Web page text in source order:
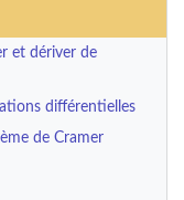
et dériver de
différentielles
de Cramer